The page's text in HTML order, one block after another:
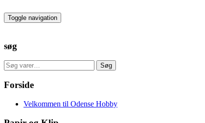
to
the
Toggle navigation
søg
Søg
efter:
Søg
Forside
Velkommen til Odense Hobby